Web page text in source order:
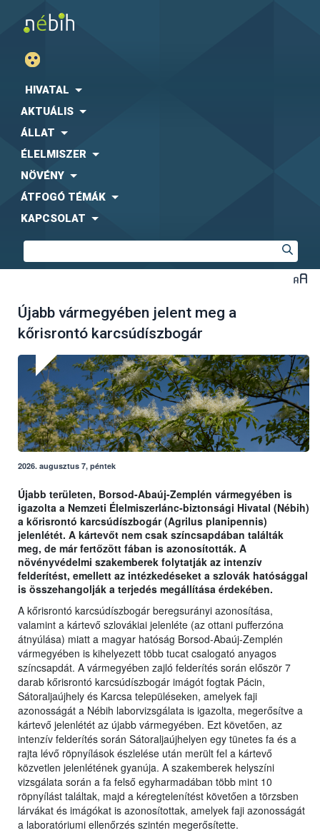
HIVATAL
AKTUÁLIS
ÁLLAT
ÉLELMISZER
NÖVÉNY
ÁTFOGÓ TÉMÁK
KAPCSOLAT
Újabb vármegyében jelent meg a
kőrisrontó karcsúdíszbogár
2026. augusztus 7, péntek
Újabb területen, Borsod-Abaúj-Zemplén vármegyében is
igazolta a Nemzeti Élelmiszerlánc-biztonsági Hivatal (Nébih)
a kőrisrontó karcsúdíszbogár (Agrilus planipennis)
jelenlétét. A kártevőt nem csak színcsapdában találták
meg, de már fertőzött fában is azonosították. A
növényvédelmi szakemberek folytatják az intenzív
felderítést, emellett az intézkedéseket a szlovák hatósággal
is összehangolják a terjedés megállítása érdekében.
A kőrisrontó karcsúdíszbogár beregsurányi azonosítása,
valamint a kártevő szlovákiai jelenléte (az ottani pufferzóna
átnyúlása) miatt a magyar hatóság Borsod-Abaúj-Zemplén
vármegyében is kihelyezett több tucat csalogató anyagos
színcsapdát. A vármegyében zajló felderítés során először 7
darab kőrisrontó karcsúdíszbogár imágót fogtak Pácin,
Sátoraljaújhely és Karcsa településeken, amelyek faji
azonosságát a Nébih laborvizsgálata is igazolta, megerősítve a
kártevő jelenlétét az újabb vármegyében. Ezt követően, az
intenzív felderítés során Sátoraljaújhelyen egy tünetes fa és a
rajta lévő röpnyílások észlelése után merült fel a kártevő
közvetlen jelenlétének gyanúja. A szakemberek helyszíni
vizsgálata során a fa felső egyharmadában több mint 10
röpnyílást találtak, majd a kéregtelenítést követően a törzsben
lárvákat és imágókat is azonosítottak, amelyek faji azonosságát
a laboratóriumi ellenőrzés szintén megerősítette.